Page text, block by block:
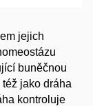
jejich
buněčnou
jako dráha
kontroluje